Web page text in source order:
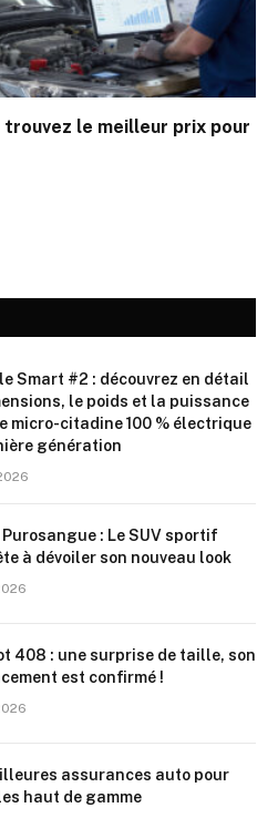
trouvez le meilleur prix pour
Smart #2 : découvrez en détail
le poids et la puissance
micro-citadine 100 % électrique
génération
: Le SUV sportif
à dévoiler son nouveau look
408 : une surprise de taille, son
est confirmé !
assurances auto pour
haut de gamme